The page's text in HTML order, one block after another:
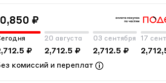
₽
₽
20 августа
2,712.5 ₽
03 сентября
2,712.5 ₽
17
комиссий и переплат